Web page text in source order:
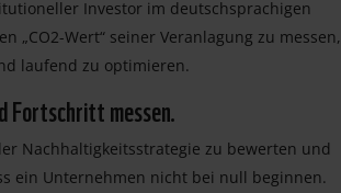
Investor im deutschsprachigen
„CO2-Wert“ seiner Veranlagung zu messen,
laufend zu optimieren.
Fortschritt messen.
Nachhaltigkeitsstrategie zu bewerten und
ein Unternehmen nicht bei null beginnen.